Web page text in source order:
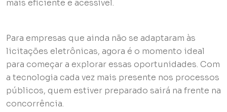
mais eficiente e acessível.
Para empresas que ainda não se adaptaram às
licitações eletrônicas, agora é o momento ideal
para começar a explorar essas oportunidades. Com
a tecnologia cada vez mais presente nos processos
públicos, quem estiver preparado sairá na frente na
concorrência.